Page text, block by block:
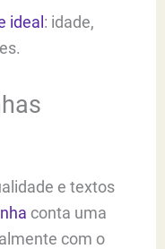
ideal : idade,
e textos
conta uma
com o